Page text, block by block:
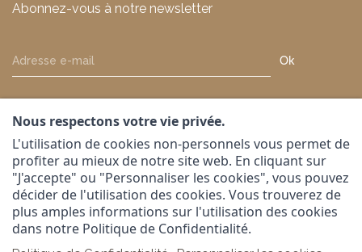
Nous respectons votre vie privée.
L'utilisation de cookies non-personnels vous permet de
profiter au mieux de notre site web. En cliquant sur
"J'accepte" ou "Personnaliser les cookies", vous pouvez
décider de l'utilisation des cookies. Vous trouverez de
plus amples informations sur l'utilisation des cookies
dans notre Politique de Confidentialité.
Abonnez-vous à notre newsletter
Ok
Suivez-nous sur